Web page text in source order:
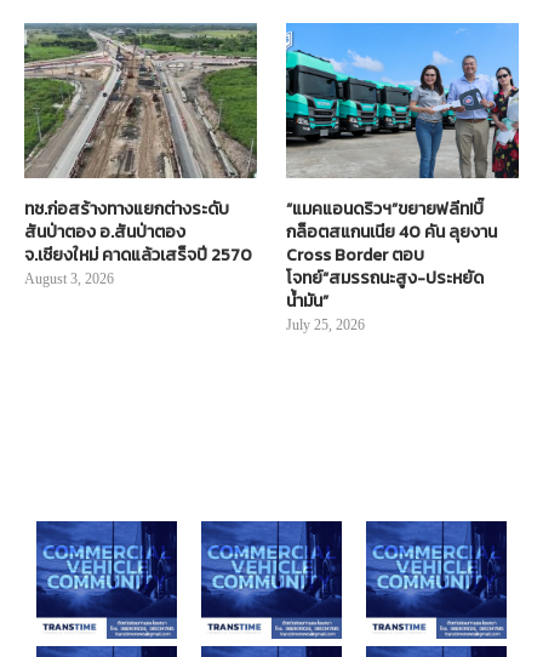
ทช.ก่อสร้างทางแยกต่างระดับ
สันป่าตอง อ.สันป่าตอง
จ.เชียงใหม่ คาดแล้วเสร็จปี 2570
August 3, 2026
“แมคแอนดริวฯ”ขยายฟลีท!บิ๊
กล็อตสแกนเนีย 40 คัน ลุยงาน
Cross Border ตอบ
โจทย์“สมรรถนะสูง-ประหยัด
น้ำมัน”
July 25, 2026